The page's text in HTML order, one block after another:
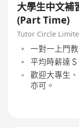
大學生中文
(Part Time)
Tutor Circle
一對一上門
平均時薪達
歡迎大專生
亦可。